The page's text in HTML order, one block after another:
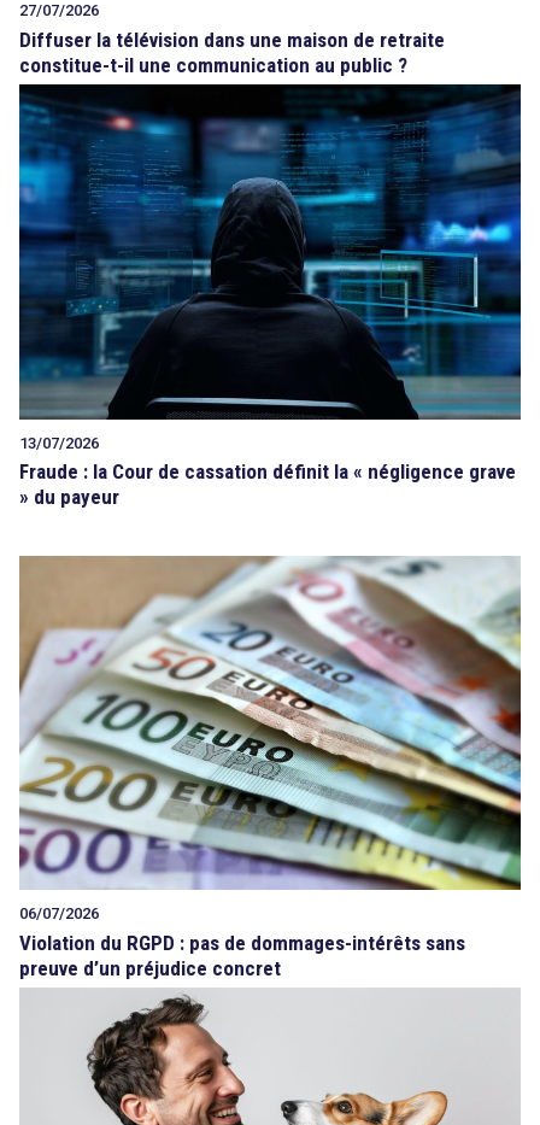
27/07/2026
Diffuser la télévision dans une maison de retraite
constitue-t-il une communication au public ?
13/07/2026
Fraude : la Cour de cassation définit la « négligence grave
» du payeur
06/07/2026
Violation du RGPD : pas de dommages-intérêts sans
preuve d’un préjudice concret